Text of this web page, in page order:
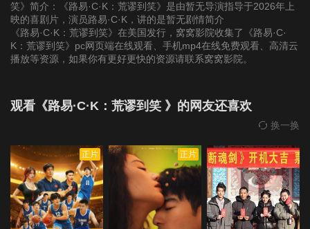
笑》简介：《路易·C·K：荒谬到笑》是由暂无导演指导于2026年上
映的喜剧片，演员路易·C·K，讲的是暂无剧情简介
《路易·C·K：荒谬到笑》在美国发行，窝窝影院收集了《路易·C·
K：荒谬到笑》pc网页端在线观看、手机mp4在线免费观看、高清云
播放等资源，如果你有更好更快的资源请联系窝窝影院。
观看《路易·C·K：荒谬到笑 》的网友还喜欢
换一换
正片 正片